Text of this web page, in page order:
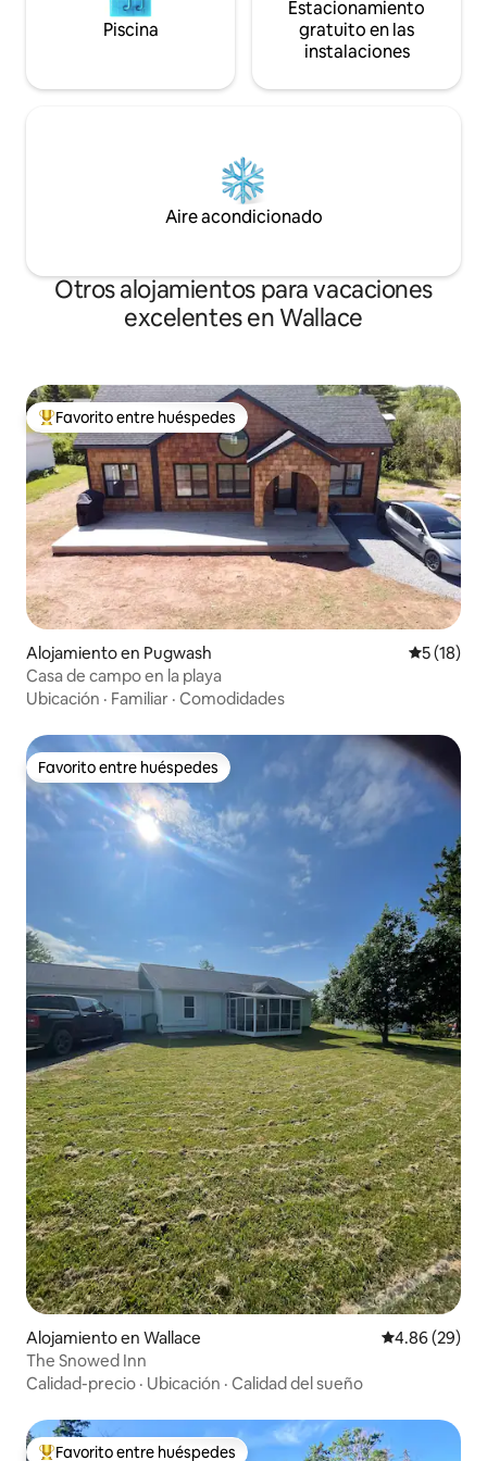
Piscina
Estacionamiento
gratuito en las
instalaciones
Aire acondicionado
Otros alojamientos para vacaciones
excelentes en Wallace
Favorito entre huéspedes preferido
Favorito entre huéspedes
Alojamiento en Pugwash
5 (18)
Casa de campo en la playa
Ubicación · Familiar · Comodidades
Favorito entre huéspedes
Favorito entre huéspedes
Alojamiento en Wallace Calificación
4.86 (29)
The Snowed Inn
Calidad-precio · Ubicación · Calidad del sueño
Favorito entre huéspedes